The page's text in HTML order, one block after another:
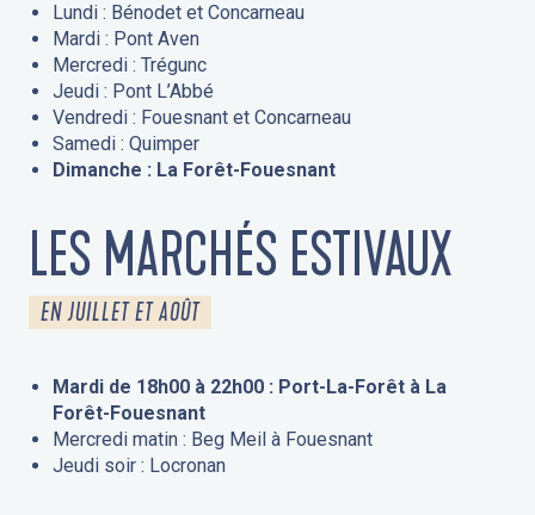
Lundi : Bénodet et Concarneau
Mardi : Pont Aven
Mercredi : Trégunc
Jeudi : Pont L’Abbé
Vendredi : Fouesnant et Concarneau
Samedi : Quimper
Dimanche : La Forêt-Fouesnant
LES MARCHÉS ESTIVAUX
EN JUILLET ET AOÛT
Mardi de 18h00 à 22h00 : Port-La-Forêt à La
Forêt-Fouesnant
Mercredi matin : Beg Meil à Fouesnant
Jeudi soir : Locronan